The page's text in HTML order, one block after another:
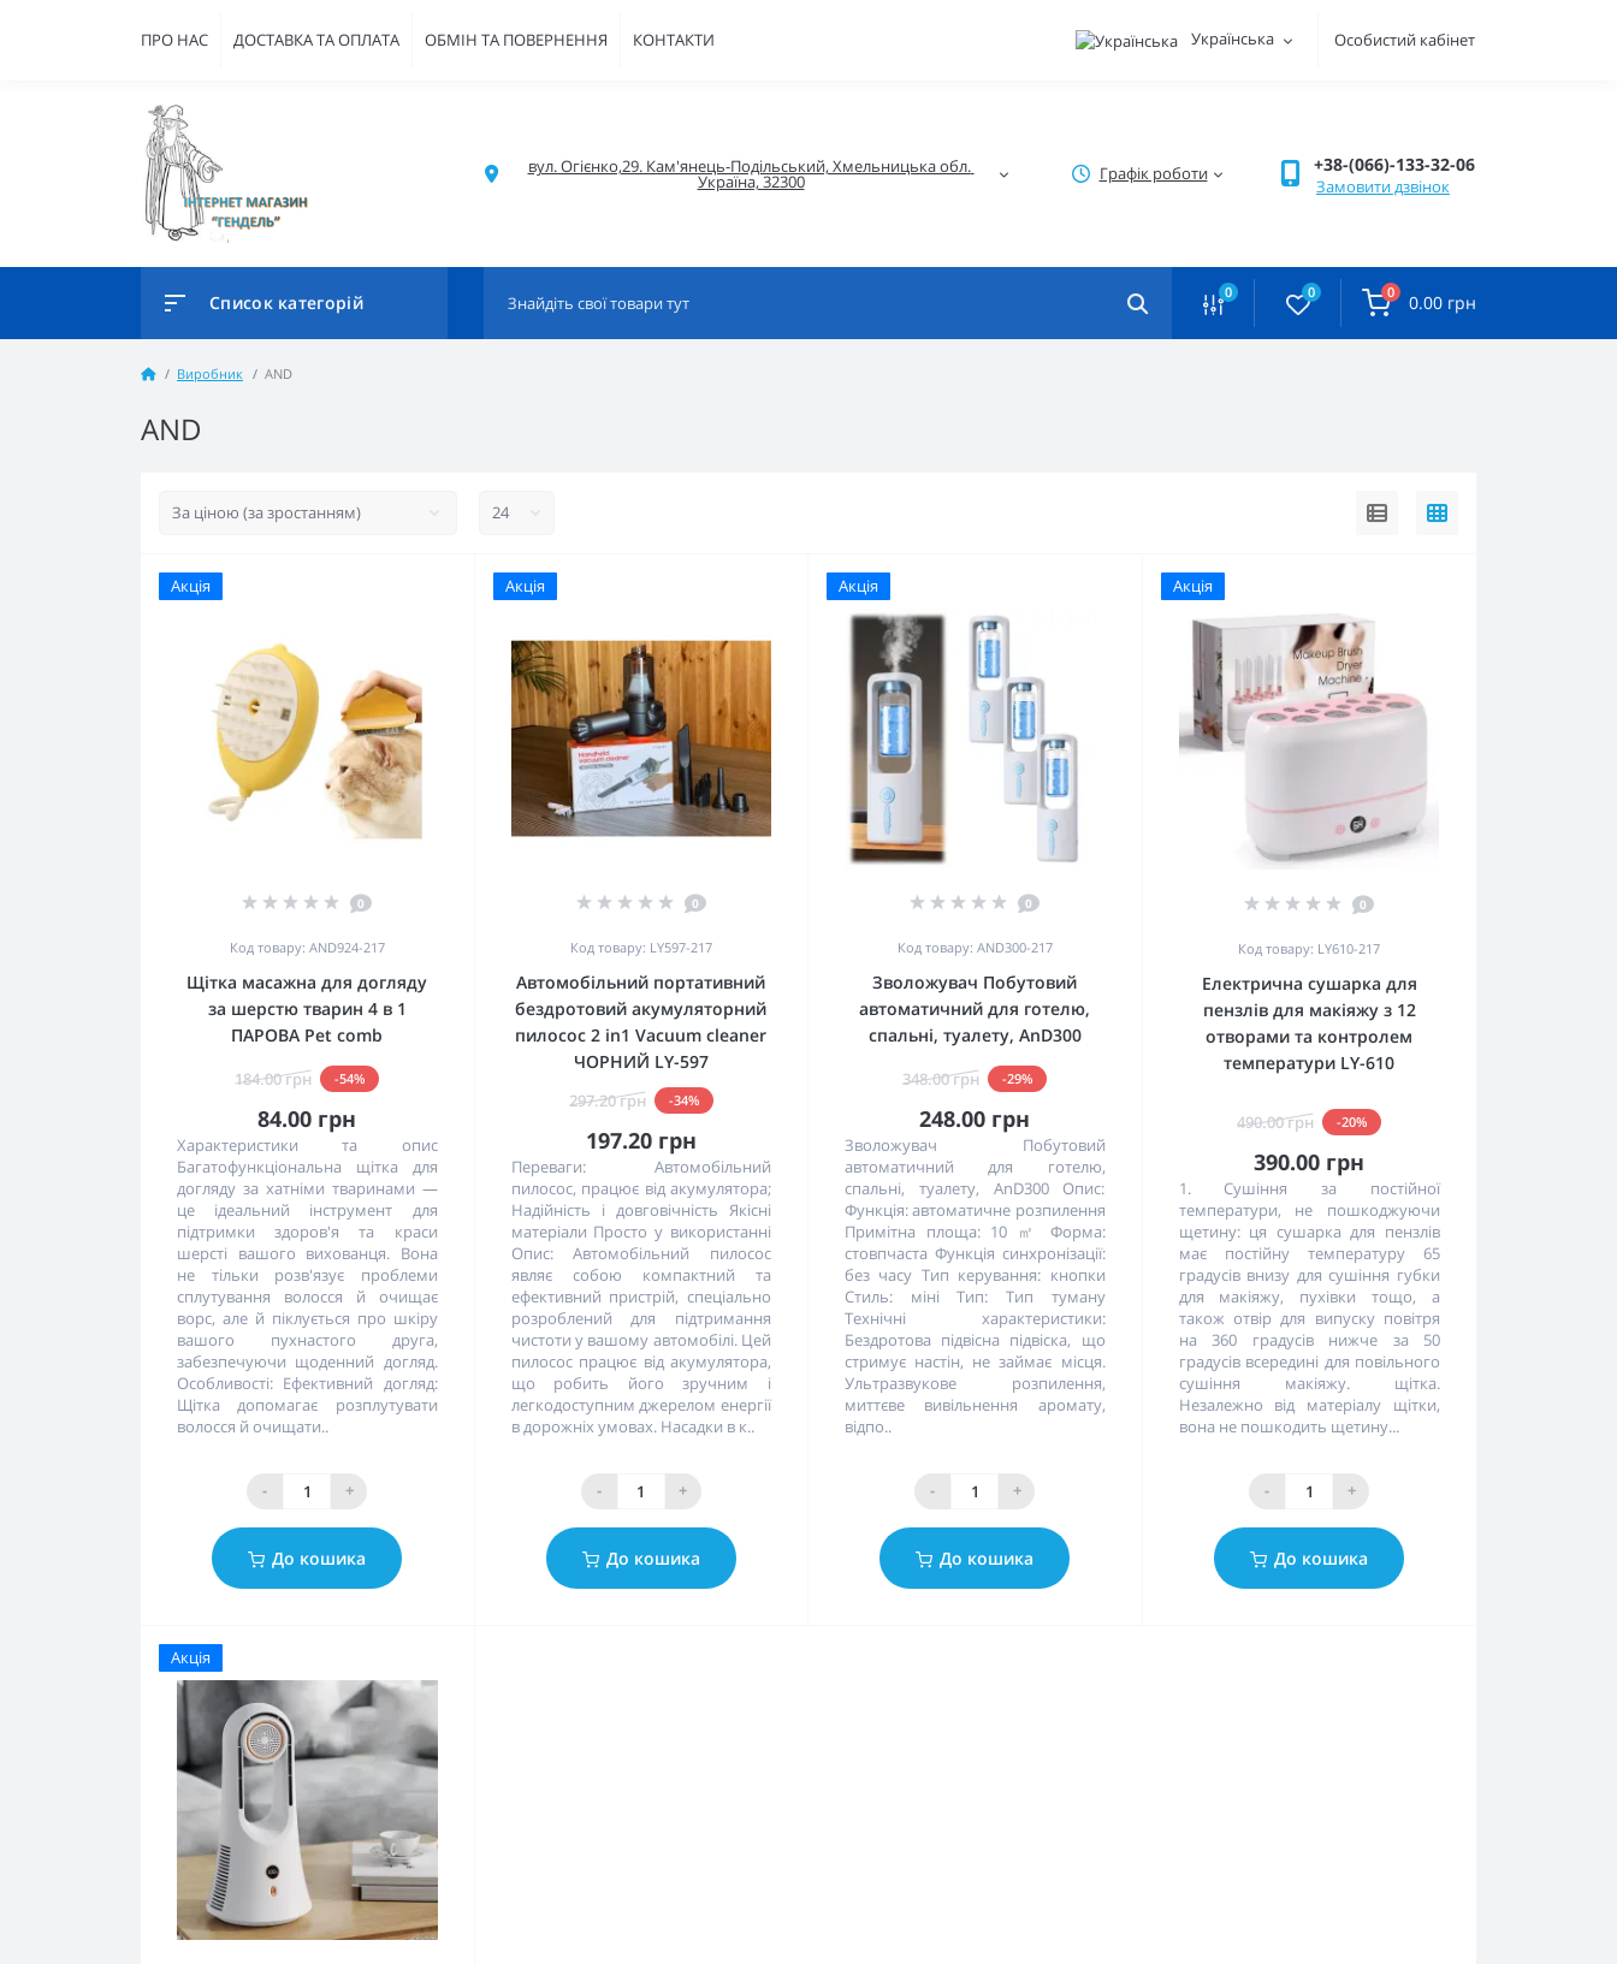
ПРО НАС ДОСТАВКА ТА ОПЛАТА ОБМІН ТА ПОВЕРНЕННЯ КОНТАКТИ Українська Особистий кабінет
вул. Огієнко,29. Кам'янець-Подільський, Хмельницька обл.
Україна, 32300 Графік роботи +38-(066)-133-32-06
Замовити дзвінок
Список категорій 0 0 0 0.00 грн
Виробник AND
AND
Акція
0
Код товару: AND924-217
Щітка масажна для догляду
за шерстю тварин 4 в 1
ПАРОВА Pet comb
184.00 грн -54%
84.00 грн
Характеристики та опис
Багатофункціональна щітка для
догляду за хатніми тваринами —
це ідеальний інструмент для
підтримки здоров'я та краси
шерсті вашого вихованця. Вона
не тільки розв'язує проблеми
сплутування волосся й очищає
ворс, але й піклується про шкіру
вашого пухнастого друга,
забезпечуючи щоденний догляд.
Особливості: Ефективний догляд:
Щітка допомагає розплутувати
волосся й очищати..
- +
До кошика
Акція
0
Код товару: LY597-217
Автомобільний портативний
бездротовий акумуляторний
пилосос 2 in1 Vacuum cleaner
ЧОРНИЙ LY-597
297.20 грн -34%
197.20 грн
Переваги: Автомобільний
пилосос, працює від акумулятора;
Надійність і довговічність Якісні
матеріали Просто у використанні
Опис: Автомобільний пилосос
являє собою компактний та
ефективний пристрій, спеціально
розроблений для підтримання
чистоти у вашому автомобілі. Цей
пилосос працює від акумулятора,
що робить його зручним і
легкодоступним джерелом енергії
в дорожніх умовах. Насадки в к..
- +
До кошика
Акція
0
Код товару: AND300-217
Зволожувач Побутовий
автоматичний для готелю,
спальні, туалету, AnD300
348.00 грн -29%
248.00 грн
Зволожувач Побутовий
автоматичний для готелю,
спальні, туалету, AnD300 Опис:
Функція: автоматичне розпилення
Примітна площа: 10 ㎡ Форма:
стовпчаста Функція синхронізації:
без часу Тип керування: кнопки
Стиль: міні Тип: Тип туману
Технічні характеристики:
Бездротова підвісна підвіска, що
стримує настін, не займає місця.
Ультразвукове розпилення,
миттєве вивільнення аромату,
відпо..
- +
До кошика
Акція
0
Код товару: LY610-217
Електрична сушарка для
пензлів для макіяжу з 12
отворами та контролем
температури LY-610
490.00 грн -20%
390.00 грн
1. Сушіння за постійної
температури, не пошкоджуючи
щетину: ця сушарка для пензлів
має постійну температуру 65
градусів внизу для сушіння губки
для макіяжу, пухівки тощо, а
також отвір для випуску повітря
на 360 градусів нижче за 50
градусів всередині для повільного
сушіння макіяжу. щітка.
Незалежно від матеріалу щітки,
вона не пошкодить щетину...
- +
До кошика
Акція